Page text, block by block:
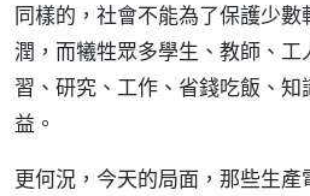
同樣的，社會不能為了保護少
潤，而犧牲眾多學生、教師、
習、研究、工作、省錢吃飯、
益。
更何況，今天的局面，那些生